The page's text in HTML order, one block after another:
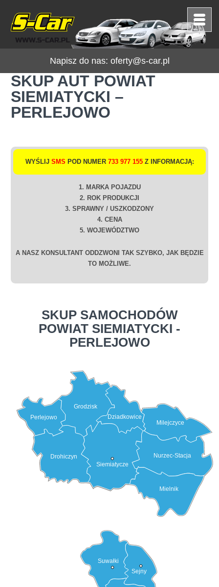
Napisz do nas: oferty@s-car.pl
SKUP AUT POWIAT
SIEMIATYCKI –
PERLEJOWO
WYŚLIJ SMS POD NUMER 733 977 155Z INFORMACJĄ:
1. MARKA POJAZDU
2. ROK PRODUKCJI
3. SPRAWNY / USZKODZONY
4. CENA
5. WOJEWÓDZTWO
A NASZ KONSULTANT ODDZWONI TAK SZYBKO, JAK BĘDZIE
TO MOŻLIWE.
SKUP SAMOCHODÓW
POWIAT SIEMIATYCKI -
PERLEJOWO
Dziadkowice
Milejczyce
Nurzec-Stacja
Mielnik
Drohiczyn
Grodzisk
Perlejowo
Siemiatycze
Sejny
Suwałki